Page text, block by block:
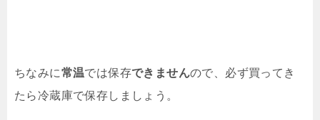
ちなみに常温では保存できませんので、必ず買ってき
たら冷蔵庫で保存しましょう。